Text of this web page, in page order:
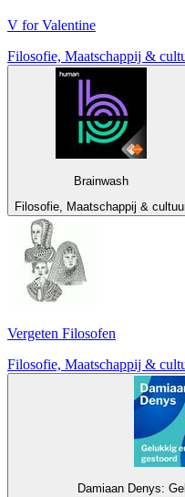
V for Valentine
Filosofie, Maatschappij &
Brainwash
Filosofie, Maatschappij &
Vergeten Filosofen
Filosofie, Maatschappij &
Damiaan Denys: